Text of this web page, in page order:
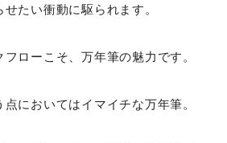
たい衝動に駆られます。
ローこそ、万年筆の魅力です。
においてはイマイチな万年筆。